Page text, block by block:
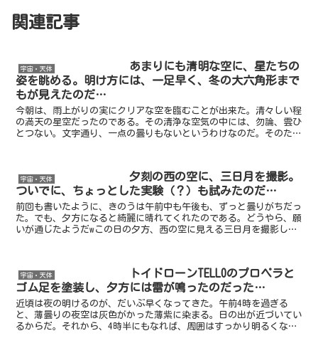
関連記事
宇宙・天体
あまりにも清明な空に、星たちの
姿を眺める。明け方には、一足早く、冬の大六角形まで
もが見えたのだ…
今朝は、雨上がりの実にクリアな空を臨むことが出来た。清々しい程
の満天の星空だったのである。その清浄な空気の中には、勿論、雲ひ
とつない。文字通り、一点の曇りもないというわけなのだ。そのため
宇宙・天体
夕刻の西の空に、三日月を撮影。
ついでに、ちょっとした実験（？）も試みたのだ…
前回も書いたように、きのうは午前中も午後も、ずっと曇りがちだっ
た。でも、夕方になると綺麗に晴れてくれたのである。どうやら、願
いが通じたようだwこの日の夕方、西の空に見える三日月を撮影しよ
宇宙・天体
トイドローンTELLOのプロペラと
ゴム足を塗装し、夕方には雷が鳴ったのだった…
近頃は夜の明けるのが、だいぶ早くなってきた。午前4時を過ぎる
と、薄曇りの夜空は灰色がかった薄紫に染まる。日の出が近づいてい
るからだ。それから、4時半にもなれば、周囲はすっかり明るくな